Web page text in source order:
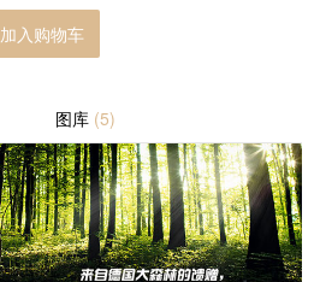
加入购物车
图库 (5)